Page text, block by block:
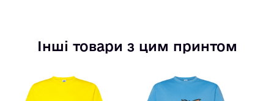
Інші товари з цим принтом